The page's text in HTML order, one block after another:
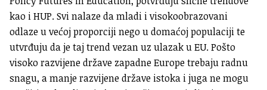
kao i HUP. Svi nalaze da mladi i visokoobrazovani
odlaze u većoj proporciji nego u domaćoj populaciji te
utvrđuju da je taj trend vezan uz ulazak u EU. Pošto
visoko razvijene države zapadne Europe trebaju radnu
snagu, a manje razvijene države istoka i juga ne mogu